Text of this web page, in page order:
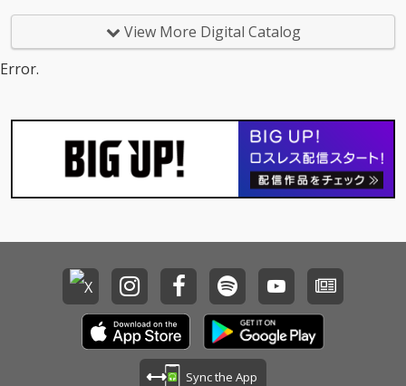
ら、全世界の陽が沈む
西の浜辺への贈り物。
View More Digital Catalog
Error.
Sync the App